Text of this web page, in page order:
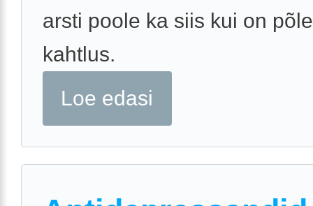
arsti poole ka siis kui on
kahtlus.
Loe edasi